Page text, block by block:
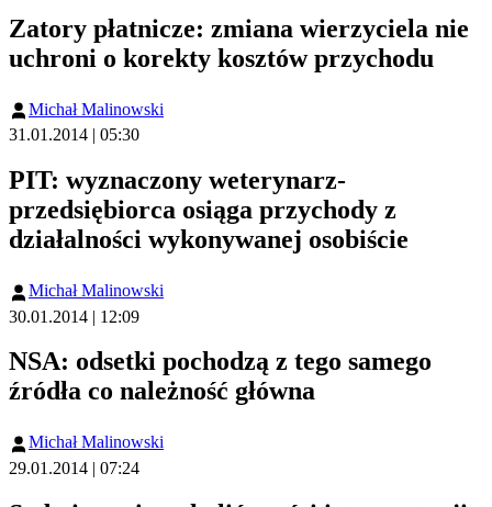
Zatory płatnicze: zmiana wierzyciela nie
uchroni o korekty kosztów przychodu
Michał Malinowski
31.01.2014 | 05:30
PIT: wyznaczony weterynarz-
przedsiębiorca osiąga przychody z
działalności wykonywanej osobiście
Michał Malinowski
30.01.2014 | 12:09
NSA: odsetki pochodzą z tego samego
źródła co należność główna
Michał Malinowski
29.01.2014 | 07:24